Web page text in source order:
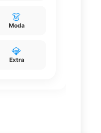
👗
Moda
💎
Extra